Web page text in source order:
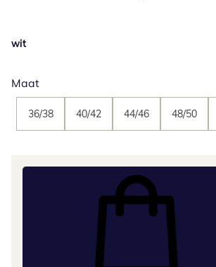
wit
Maat
36/38 40/42 44/46 48/50